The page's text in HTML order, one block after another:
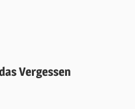
Vergessen